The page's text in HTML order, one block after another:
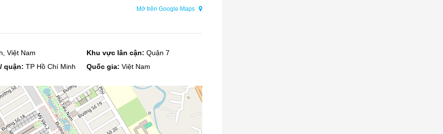
Mở trên Google Maps
Việt Nam
quận: TP Hồ Chí Minh
Khu vực lân cận: Quận 7
Quốc gia: Việt Nam